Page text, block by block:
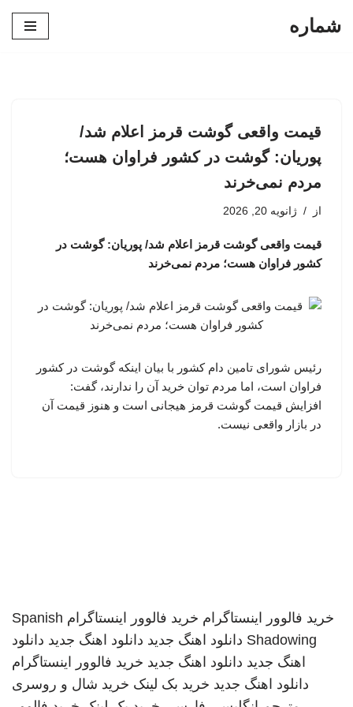
شماره
قیمت واقعی گوشت قرمز اعلام شد/
پوریان: گوشت در کشور فراوان هست؛
مردم نمی‌خرند
از ژانویه 20, 2026
قیمت واقعی گوشت قرمز اعلام شد/ پوریان: گوشت در
کشور فراوان هست؛ مردم نمی‌خرند
رئیس شورای تامین دام کشور با بیان اینکه گوشت در کشور
فراوان است، اما مردم توان خرید آن را ندارند، گفت:
افزایش قیمت گوشت قرمز هیجانی است و هنوز قیمت آن
در بازار واقعی نیست.
خرید فالوور اینستاگرام خرید فالوور اینستاگرام Spanish
Shadowing دانلود اهنگ جدید دانلود اهنگ جدید دانلود
اهنگ جدید دانلود اهنگ جدید خرید فالوور اینستاگرام
دانلود اهنگ جدید خرید بک لینک خرید شال و روسری